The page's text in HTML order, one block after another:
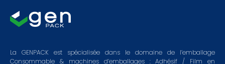
La GENPACK est spécialisée dans le domaine de l’emballage
Consommable & machines d’emballages : Adhésif / Film en